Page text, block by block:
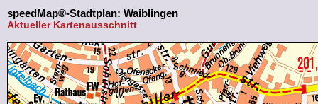
speedMap®-Stadtplan: Waiblingen
Aktueller Kartenausschnitt